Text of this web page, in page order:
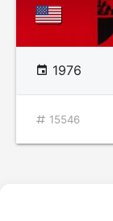
1976
15546